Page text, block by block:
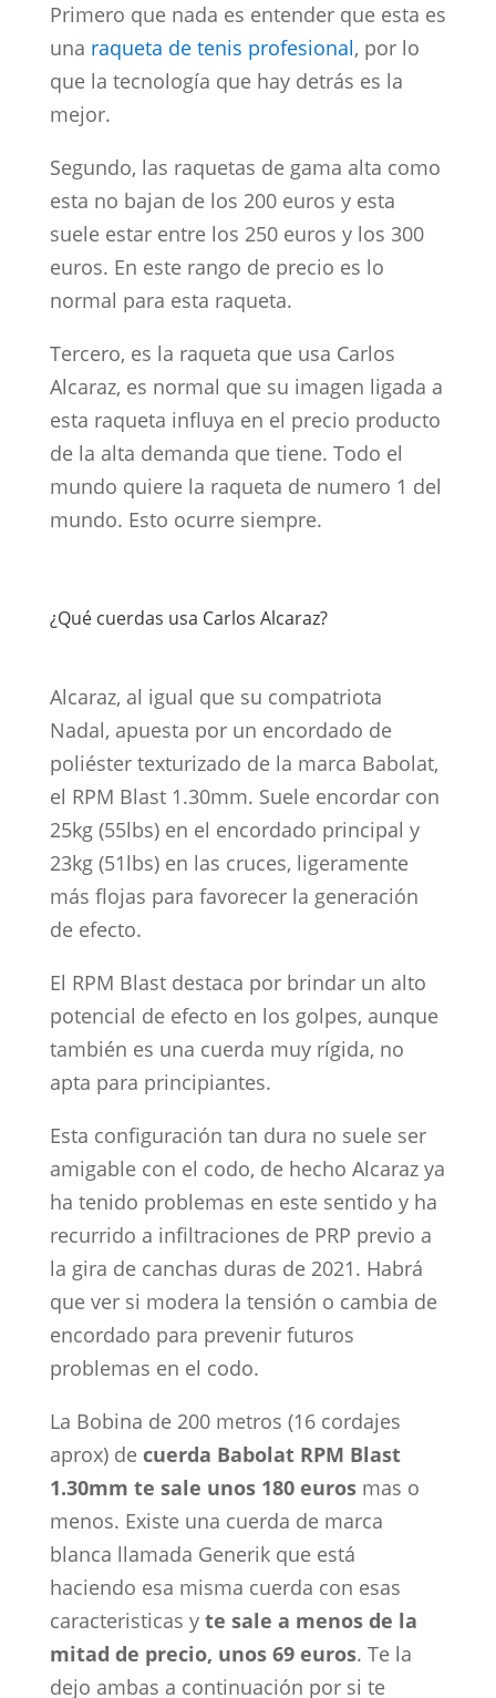
Primero que nada es entender que esta es
una raqueta de tenis profesional, por lo
que la tecnología que hay detrás es la
mejor.
Segundo, las raquetas de gama alta como
esta no bajan de los 200 euros y esta
suele estar entre los 250 euros y los 300
euros. En este rango de precio es lo
normal para esta raqueta.
Tercero, es la raqueta que usa Carlos
Alcaraz, es normal que su imagen ligada a
esta raqueta influya en el precio producto
de la alta demanda que tiene. Todo el
mundo quiere la raqueta de numero 1 del
mundo. Esto ocurre siempre.
¿Qué cuerdas usa Carlos Alcaraz?
Alcaraz, al igual que su compatriota
Nadal, apuesta por un encordado de
poliéster texturizado de la marca Babolat,
el RPM Blast 1.30mm. Suele encordar con
25kg (55lbs) en el encordado principal y
23kg (51lbs) en las cruces, ligeramente
más flojas para favorecer la generación
de efecto.
El RPM Blast destaca por brindar un alto
potencial de efecto en los golpes, aunque
también es una cuerda muy rígida, no
apta para principiantes.
Esta configuración tan dura no suele ser
amigable con el codo, de hecho Alcaraz ya
ha tenido problemas en este sentido y ha
recurrido a infiltraciones de PRP previo a
la gira de canchas duras de 2021. Habrá
que ver si modera la tensión o cambia de
encordado para prevenir futuros
problemas en el codo.
La Bobina de 200 metros (16 cordajes
aprox) de cuerda Babolat RPM Blast
1.30mm te sale unos 180 eurosmas o
menos. Existe una cuerda de marca
blanca llamada Generik que está
haciendo esa misma cuerda con esas
caracteristicas y te sale a menos de la
mitad de precio, unos 69 euros. Te la
dejo ambas a continuación por si te